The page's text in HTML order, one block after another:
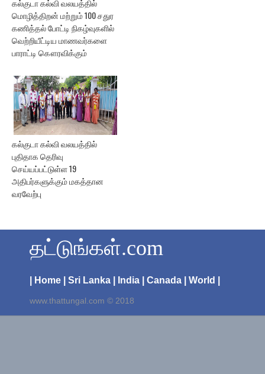
கல்குடா கல்வி வலயத்தில்
மொழித்திறன் மற்றும் 100 சதுர
கணித்தல் போட்டி நிகழ்வுகளில்
வெற்றியீட்டிய மாணவர்களை
பாராட்டி கௌரவிக்கும்
கல்குடா கல்வி வலயத்தில்
புதிதாக தெரிவு
செய்யப்பட்டுள்ள 19
அதிபர்களுக்கும் மகத்தான
வரவேற்பு
தட்டுங்கள்.com
| Home | Sri Lanka | India | Canada | World |
www.thattungal.com © 2018